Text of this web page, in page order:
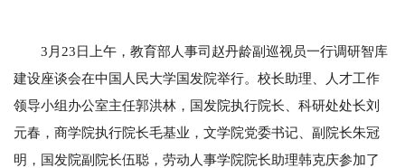
3月23日上午，教育部人事司赵丹龄副巡视员一行调研智库
建设座谈会在中国人民大学国发院举行。校长助理、人才工作
领导小组办公室主任郭洪林，国发院执行院长、科研处处长刘
元春，商学院执行院长毛基业，文学院党委书记、副院长朱冠
明，国发院副院长伍聪，劳动人事学院院长助理韩克庆参加了